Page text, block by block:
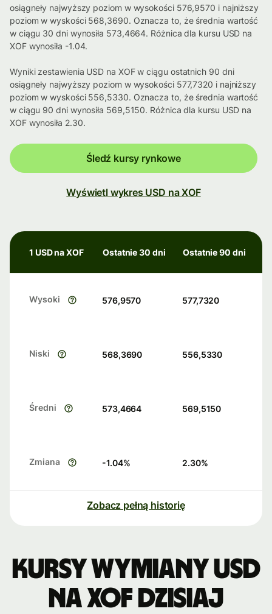
osiągneły najwyższy poziom w wysokości 576,9570 i najniższy
poziom w wyskości 568,3690. Oznacza to, że średnia wartość
w ciągu 30 dni wynosiła 573,4664. Różnica dla kursu USD na
XOF wynosiła -1.04.
Wyniki zestawienia USD na XOF w ciągu ostatnich 90 dni
osiągneły najwyższy poziom w wysokości 577,7320 i najniższy
poziom w wyskości 556,5330. Oznacza to, że średnia wartość
w ciągu 90 dni wynosiła 569,5150. Różnica dla kursu USD na
XOF wynosiła 2.30.
Śledź kursy rynkowe
Wyświetl wykres USD na XOF
1 USD na XOF Ostatnie 30 dni Ostatnie 90 dni
Wysoki 576,9570 577,7320
Niski 568,3690 556,5330
Średni 573,4664 569,5150
Zmiana -1.04% 2.30%
Zobacz pełną historię
Kursy wymiany USD
na XOF dzisiaj